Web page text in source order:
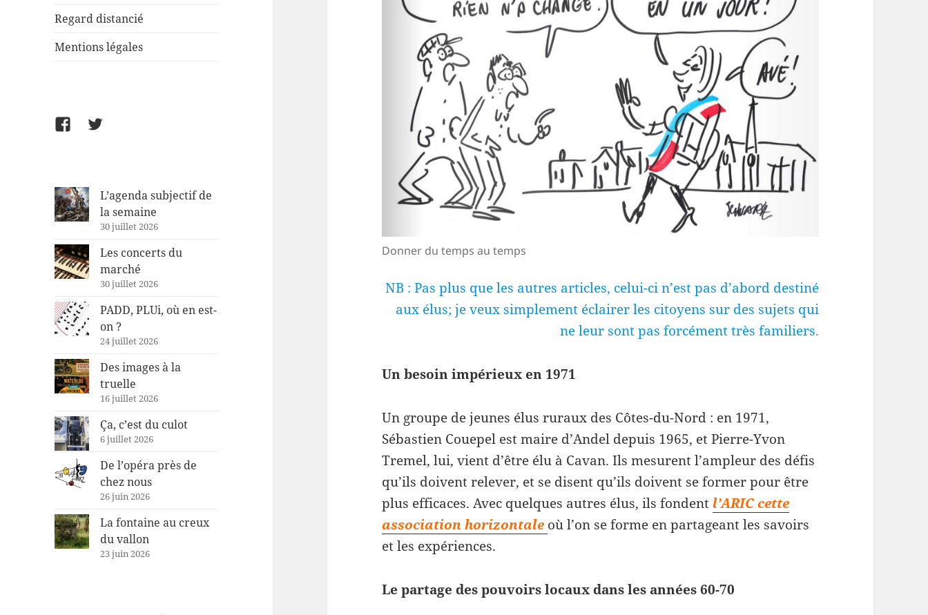
Regard distancié
Mentions légales
FacebookTwitter
L’agenda subjectif de
la semaine
30 juillet 2026
Les concerts du
marché
30 juillet 2026
PADD, PLUi, où en est-
on ?
24 juillet 2026
Des images à la
truelle
16 juillet 2026
Ça, c’est du culot
6 juillet 2026
De l’opéra près de
chez nous
26 juin 2026
La fontaine au creux
du vallon
23 juin 2026
Donner du temps au temps
NB : Pas plus que les autres articles, celui-ci n’est pas d’abord destiné
aux élus; je veux simplement éclairer les citoyens sur des sujets qui
ne leur sont pas forcément très familiers.
Un besoin impérieux en 1971
Un groupe de jeunes élus ruraux des Côtes-du-Nord : en 1971,
Sébastien Couepel est maire d’Andel depuis 1965, et Pierre-Yvon
Tremel, lui, vient d’être élu à Cavan. Ils mesurent l’ampleur des défis
qu’ils doivent relever, et se disent qu’ils doivent se former pour être
plus efficaces. Avec quelques autres élus, ils fondent l’ARIC cette
association horizontale où l’on se forme en partageant les savoirs
et les expériences.
Le partage des pouvoirs locaux dans les années 60-70